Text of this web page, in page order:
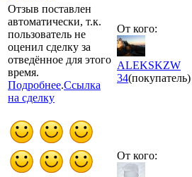
Отзыв поставлен
автоматически, т.к.
пользователь не
оценил сделку за
отведённое для этого
время.
Подробнее.Ссылка
на сделку
От кого:
ALEKSKZW
34(покупатель)
От кого: